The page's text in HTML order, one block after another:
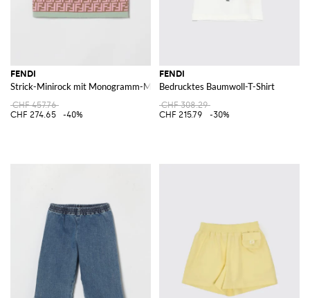
FENDI
Strick-Minirock mit Monogramm-Motiv von
CHF 457.76
CHF 274.65
-40%
FENDI
Bedrucktes Baumwoll-T-Shirt
CHF 308.29
CHF 215.79
-30%